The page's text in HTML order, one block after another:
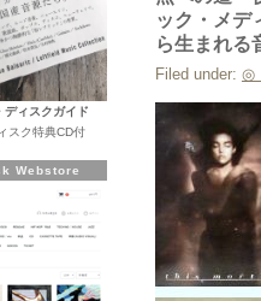
ック・メデ
ら生まれる
Filed under: ◎
ディスクガイド
スク特典CD付
Webstore